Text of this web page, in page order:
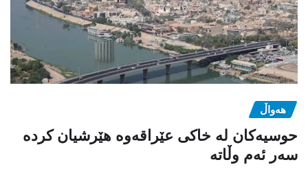
هەواڵ
حوسیەکان لە خاکی عێراقەوە هێرشیان کردە
سەر ئەم وڵاتە